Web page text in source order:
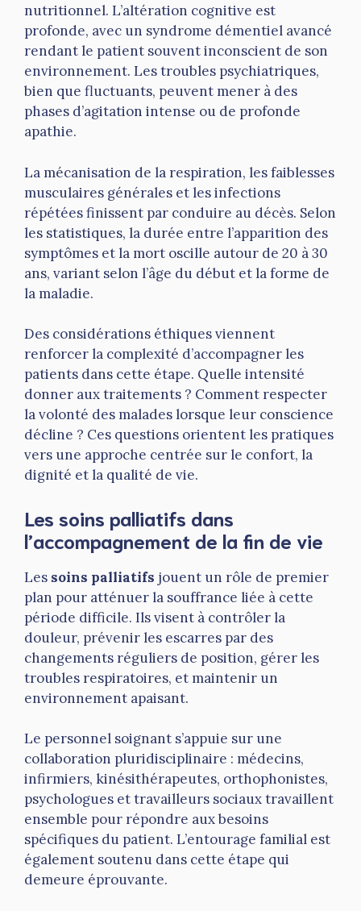
nutritionnel. L’altération cognitive est
profonde, avec un syndrome démentiel avancé
rendant le patient souvent inconscient de son
environnement. Les troubles psychiatriques,
bien que fluctuants, peuvent mener à des
phases d’agitation intense ou de profonde
apathie.
La mécanisation de la respiration, les faiblesses
musculaires générales et les infections
répétées finissent par conduire au décès. Selon
les statistiques, la durée entre l’apparition des
symptômes et la mort oscille autour de 20 à 30
ans, variant selon l’âge du début et la forme de
la maladie.
Des considérations éthiques viennent
renforcer la complexité d’accompagner les
patients dans cette étape. Quelle intensité
donner aux traitements ? Comment respecter
la volonté des malades lorsque leur conscience
décline ? Ces questions orientent les pratiques
vers une approche centrée sur le confort, la
dignité et la qualité de vie.
Les soins palliatifs dans
l’accompagnement de la fin de vie
Les soins palliatifs jouent un rôle de premier
plan pour atténuer la souffrance liée à cette
période difficile. Ils visent à contrôler la
douleur, prévenir les escarres par des
changements réguliers de position, gérer les
troubles respiratoires, et maintenir un
environnement apaisant.
Le personnel soignant s’appuie sur une
collaboration pluridisciplinaire : médecins,
infirmiers, kinésithérapeutes, orthophonistes,
psychologues et travailleurs sociaux travaillent
ensemble pour répondre aux besoins
spécifiques du patient. L’entourage familial est
également soutenu dans cette étape qui
demeure éprouvante.